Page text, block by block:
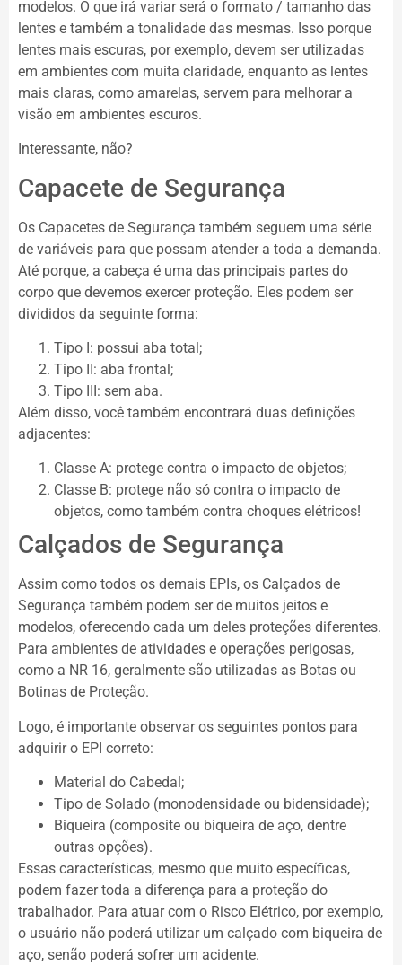
modelos. O que irá variar será o formato / tamanho das
lentes e também a tonalidade das mesmas. Isso porque
lentes mais escuras, por exemplo, devem ser utilizadas
em ambientes com muita claridade, enquanto as lentes
mais claras, como amarelas, servem para melhorar a
visão em ambientes escuros.
Interessante, não?
Capacete de Segurança
Os Capacetes de Segurança também seguem uma série
de variáveis para que possam atender a toda a demanda.
Até porque, a cabeça é uma das principais partes do
corpo que devemos exercer proteção. Eles podem ser
divididos da seguinte forma:
Tipo I: possui aba total;
Tipo II: aba frontal;
Tipo III: sem aba.
Além disso, você também encontrará duas definições
adjacentes:
Classe A: protege contra o impacto de objetos;
Classe B: protege não só contra o impacto de
objetos, como também contra choques elétricos!
Calçados de Segurança
Assim como todos os demais EPIs, os Calçados de
Segurança também podem ser de muitos jeitos e
modelos, oferecendo cada um deles proteções diferentes.
Para ambientes de atividades e operações perigosas,
como a NR 16, geralmente são utilizadas as Botas ou
Botinas de Proteção.
Logo, é importante observar os seguintes pontos para
adquirir o EPI correto:
Material do Cabedal;
Tipo de Solado (monodensidade ou bidensidade);
Biqueira (composite ou biqueira de aço, dentre
outras opções).
Essas características, mesmo que muito específicas,
podem fazer toda a diferença para a proteção do
trabalhador. Para atuar com o Risco Elétrico, por exemplo,
o usuário não poderá utilizar um calçado com biqueira de
aço, senão poderá sofrer um acidente.